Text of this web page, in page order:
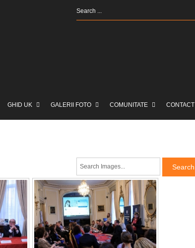
GHID UK GALERII FOTO COMUNITATE CONTACT